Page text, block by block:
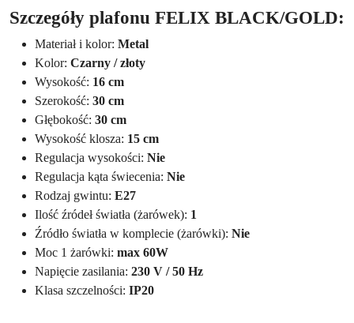
Szczegóły plafonu FELIX BLACK/GOLD:
Materiał i kolor: Metal
Kolor: Czarny / złoty
Wysokość: 16 cm
Szerokość: 30 cm
Głębokość: 30 cm
Wysokość klosza: 15 cm
Regulacja wysokości: Nie
Regulacja kąta świecenia: Nie
Rodzaj gwintu: E27
Ilość źródeł światła (żarówek): 1
Źródło światła w komplecie (żarówki): Nie
Moc 1 żarówki: max 60W
Napięcie zasilania: 230 V / 50 Hz
Klasa szczelności: IP20